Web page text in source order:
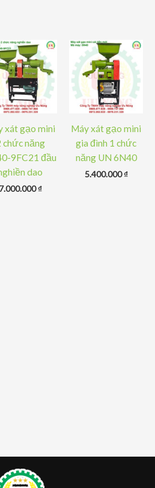
xát gạo mini
chức năng
9FC21 đầu
dao
7.000.000₫
Máy xát gạo mini
gia đình 1 chức
năng UN 6N40
5.400.000₫